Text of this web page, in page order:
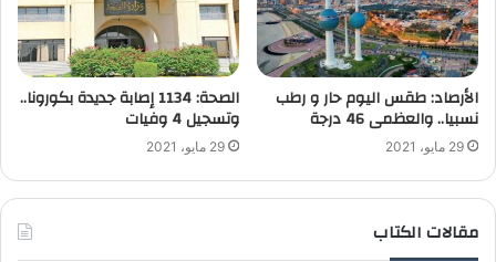
الأرصاد: طقس اليوم حار و رطب
نسبيا.. والعظمى 46 درجة
29 مايو، 2021
الصحة: 1134 إصابة جديدة بكورونا..
وتسجيل 4 وفيات
29 مايو، 2021
مقالات الكتاب